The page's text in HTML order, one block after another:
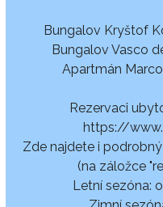
Bungalov Kryštof
Bungalov Vasco
Apartmán
Rezervaci
https://
Zde najdete i
(na záložce
Letní sezóna: